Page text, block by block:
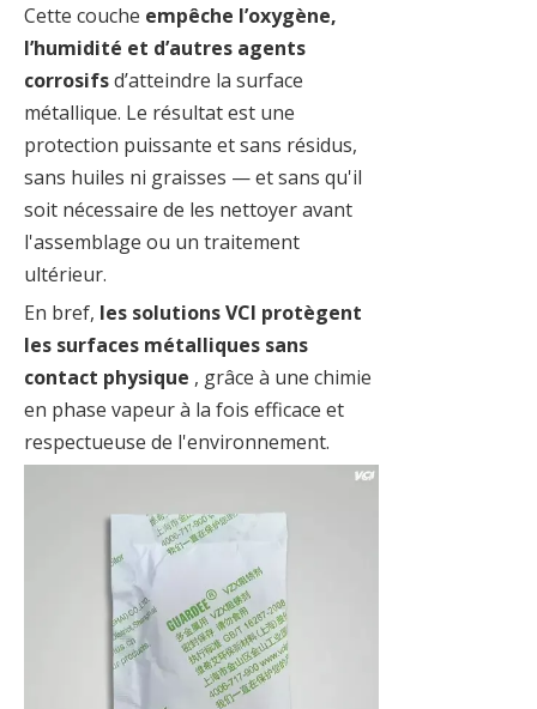
Cette couche empêche l’oxygène,
l’humidité et d’autres agents
corrosifsd’atteindre la surface
métallique. Le résultat est une
protection puissante et sans résidus,
sans huiles ni graisses — et sans qu'il
soit nécessaire de les nettoyer avant
l'assemblage ou un traitement
ultérieur.
En bref, les solutions VCI protègent
les surfaces métalliques sans
contact physique , grâce à une chimie
en phase vapeur à la fois efficace et
respectueuse de l'environnement.